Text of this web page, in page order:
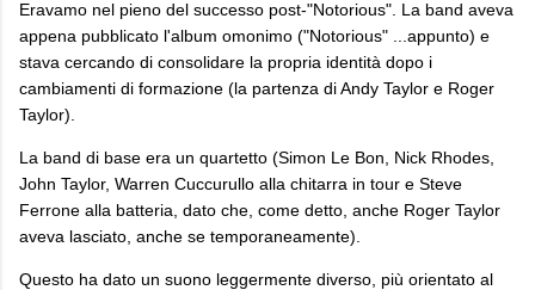
Eravamo nel pieno del successo post-"Notorious". La band aveva
appena pubblicato l'album omonimo ("Notorious" ...appunto) e
stava cercando di consolidare la propria identità dopo i
cambiamenti di formazione (la partenza di Andy Taylor e Roger
Taylor).
La band di base era un quartetto (Simon Le Bon, Nick Rhodes,
John Taylor, Warren Cuccurullo alla chitarra in tour e Steve
Ferrone alla batteria, dato che, come detto, anche Roger Taylor
aveva lasciato, anche se temporaneamente).
Questo ha dato un suono leggermente diverso, più orientato al